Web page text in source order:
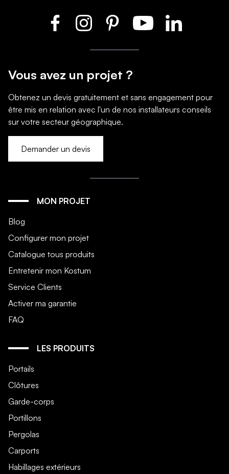
Vous avez un projet ?
Obtenez un devis gratuitement et sans engagement pour
être mis en relation avec l'un de nos installateurs conseils
sur votre secteur géographique.
Demander un devis
MON PROJET
Blog
Configurer mon projet
Catalogue tous produits
Entretenir mon Kostum
Service Clients
Activer ma garantie
FAQ
LES PRODUITS
Portails
Clôtures
Garde-corps
Portillons
Pergolas
Carports
Habillages extérieurs